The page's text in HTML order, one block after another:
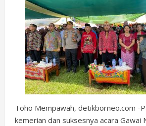
Toho Mempawah, detikborneo.com -
kemerian dan suksesnya acara Gawai